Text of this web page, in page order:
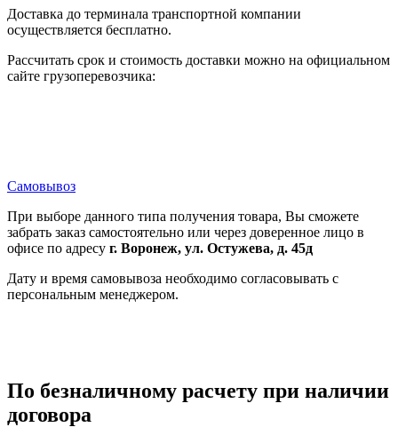
Доставка до терминала транспортной компании
осуществляется бесплатно.
Рассчитать срок и стоимость доставки можно на официальном
сайте грузоперевозчика:
Самовывоз
При выборе данного типа получения товара, Вы сможете
забрать заказ самостоятельно или через доверенное лицо в
офисе по адресу г. Воронеж, ул. Остужева, д. 45д
Дату и время самовывоза необходимо согласовывать с
персональным менеджером.
По безналичному расчету при наличии
договора